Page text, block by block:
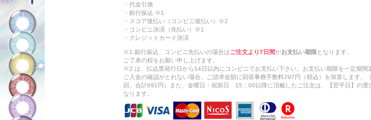
・代金引換
・銀行振込 ※1
・スコア後払い（コンビニ後払い）※2
・コンビニ決済（先払い）※1
・クレジットカード決済
※1.銀行振込、コンビニ先払いの場合はご注文より7日間がお支払い期限 となります。
ご了承の程をお願い申し上げます。
※2.は、払込票発行日から14日以内にコンビニでお支払い下さい。お支払い期限を一定期間
ご入金の確認がとれない場合、ご請求金額に回収事務手数料297円（税込）を加算します。
回、合計891円）また、金曜日・祝前日 15：00以降に頂戴したご注文は、【翌平日】の受
なります。